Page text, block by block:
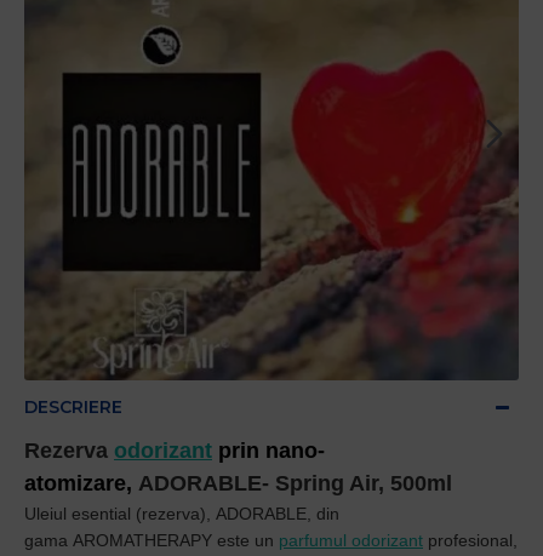
DESCRIERE
Rezerva odorizant prin nano-
atomizare, ADORABLE- Spring Air, 500ml
Uleiul esential (rezerva), ADORABLE din
gama AROMATHERAPY este un parfumul odorizant profesional,